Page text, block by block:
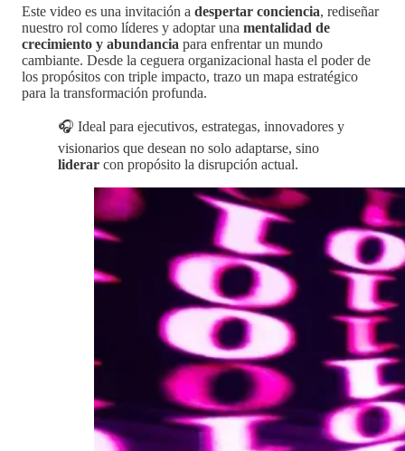
Este video es una invitación a despertar conciencia, rediseñar
nuestro rol como líderes y adoptar una mentalidad de
crecimiento y abundancia para enfrentar un mundo
cambiante. Desde la ceguera organizacional hasta el poder de
los propósitos con triple impacto, trazo un mapa estratégico
para la transformación profunda.
🎧 Ideal para ejecutivos, estrategas, innovadores y
visionarios que desean no solo adaptarse, sino
liderar con propósito la disrupción actual.